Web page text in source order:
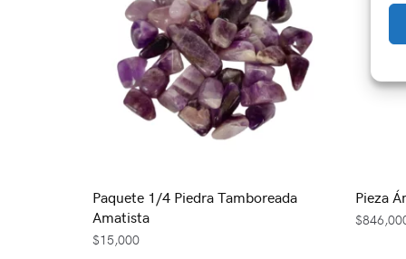
Paquete 1/4 Piedra Tamboreada
Amatista
$15,000
Pieza
$